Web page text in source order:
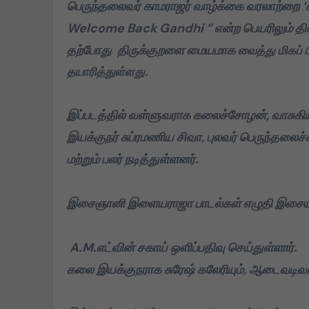
பெருந்தலைவர் காமராஜர் வாழ்க்கை வரலாற்றை
Welcome Back Gandhi ” என்ற பெயரிலும்
தற்போது திருக்குறளைமையமாகவைத்து மிகப்
தயாரித்துள்ளது.
இப்படத்தில் வள்ளுவராக கலைச்சோழன்,
இயக்குநர் சுப்ரமணிய சிவா, புலவர்
மற்றும் பலர் நடித்துள்ளனர்.
இசைஞானி இளையராஜா பாடல்கள் எழுதி
A.M.எட்வின் சகாய் ஒளிப்பதிவு செய்துள்ளார்.
கலை இயக்குநராக சுரேஷ் கலேரியும்,
கொட்டிவாக்கத்தில்
கிறிஸ்துமஸ்:
பெண்களுக்கு புடவை,
நோட்டுப்புத்தகம்
வழங்கப்பட்டது